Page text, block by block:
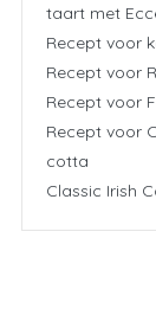
taart met
Recept voor
Recept voor
Recept voor
Recept voor
cotta
Classic Irish